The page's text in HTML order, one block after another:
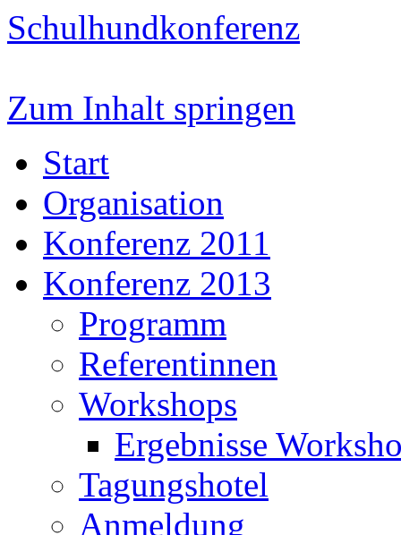
Schulhundkonferenz
Zum Inhalt springen
Start
Organisation
Konferenz 2011
Konferenz 2013
Programm
Referentinnen
Workshops
Ergebnisse
Tagungshotel
Anmeldung